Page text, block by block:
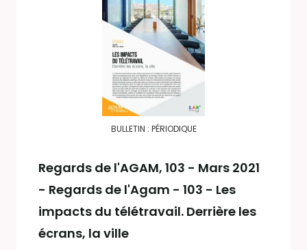
BULLETIN : PÉRIODIQUE
Regards de l'AGAM, 103 - Mars 2021
- Regards de l'Agam - 103 - Les
impacts du télétravail. Derrière les
écrans, la ville